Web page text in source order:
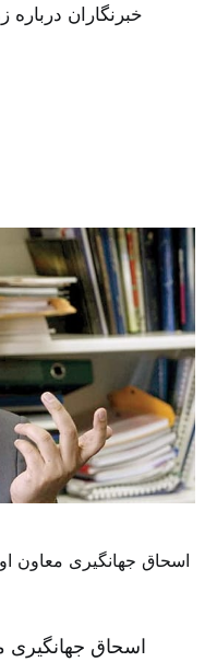
خبرنگاران
اسحاق جهانگیری